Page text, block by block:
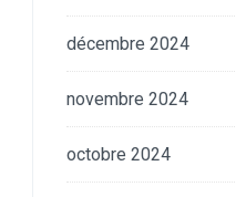
décembre 2024
novembre 2024
octobre 2024